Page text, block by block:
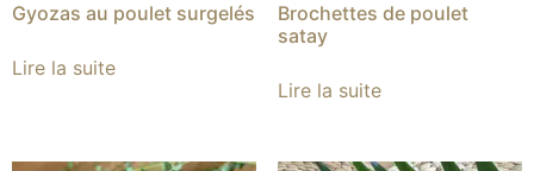
Gyozas au poulet surgelés
Lire la suite
Brochettes de poulet
satay
Lire la suite